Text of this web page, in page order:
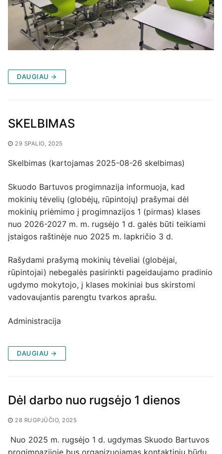
DAUGIAU →
SKELBIMAS
29 SPALIO, 2025
Skelbimas (kartojamas 2025-08-26 skelbimas)
Skuodo Bartuvos progimnazija informuoja, kad
mokinių tėvelių (globėjų, rūpintojų) prašymai dėl
mokinių priėmimo į progimnazijos 1 (pirmas) klases
nuo 2026-2027 m. m. rugsėjo 1 d. galės būti teikiami
įstaigos raštinėje nuo 2025 m. lapkričio 3 d.
Rašydami prašymą mokinių tėveliai (globėjai,
rūpintojai) nebegalės pasirinkti pageidaujamo pradinio
ugdymo mokytojo, į klases mokiniai bus skirstomi
vadovaujantis parengtu tvarkos aprašu.
Administracija
DAUGIAU →
Dėl darbo nuo rugsėjo 1 dienos
28 RUGPJŪČIO, 2025
Nuo 2025 m. rugsėjo 1 d. ugdymas Skuodo Bartuvos
progimnazijoje bus organizuojamas kontaktiniu būdu